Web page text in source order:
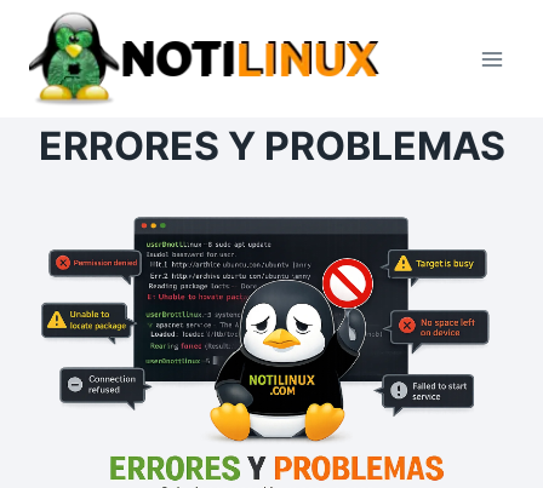
Saltar
contenido
ERRORES Y PROBLEMAS